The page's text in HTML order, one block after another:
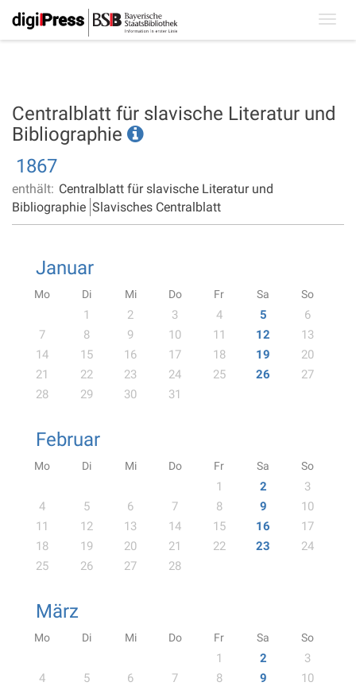
Centralblatt für slavische Literatur und
Bibliographie
1867
enthält: Centralblatt für slavische Literatur und
Bibliographie Slavisches Centralblatt
Januar
Mo Di Mi Do Fr Sa So
1 2 3 4 5
6
7
8 9 10 11 12
13
14
15 16 17 18 19
20
21
22 23 24 25 26
27
28
29 30 31
Februar
Mo Di Mi Do Fr Sa So
1 2
3
4
5 6 7 8 9
10
11
12 13 14 15 16
17
18
19 20 21 22 23
24
25
26 27 28
März
Mo Di Mi Do Fr Sa So
1 2
3
4
5 6 7 8 9
10